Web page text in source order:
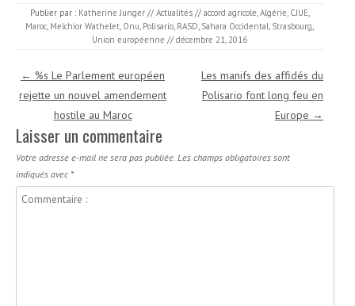
Publier par : Katherine Junger // Actualités // accord agricole,Algérie, CJUE,
Maroc, Melchior Wathelet, Onu, Polisario, RASD, Sahara Occidental, Strasbourg,
Union européenne // décembre 21, 2016
Navigation des articles
← %s Le Parlement européen
rejette un nouvel amendement
hostile au Maroc
Les manifs des affidés du
Polisario font long feu en
Europe →
Laisser un commentaire
Votre adresse e-mail ne sera pas publiée. Les champs obligatoires sont
indiqués avec *